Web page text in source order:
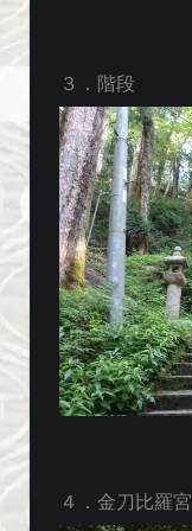
３．階段
４．金刀比羅宮